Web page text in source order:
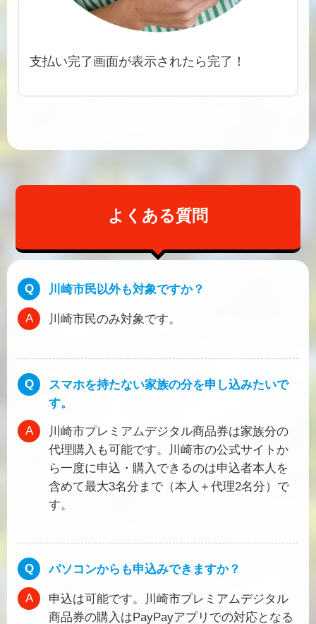
支払い完了画面が表示されたら完了！
よくある質問
川崎市民以外も対象ですか？
川崎市民のみ対象です。
スマホを持たない家族の分を申し込みたいで
す。
川崎市プレミアムデジタル商品券は家族分の
代理購入も可能です。川崎市の公式サイトか
ら一度に申込・購入できるのは申込者本人を
含めて最大3名分まで（本人＋代理2名分）で
す。
パソコンからも申込みできますか？
申込は可能です。川崎市プレミアムデジタル
商品券の購入はPayPayアプリでの対応となる